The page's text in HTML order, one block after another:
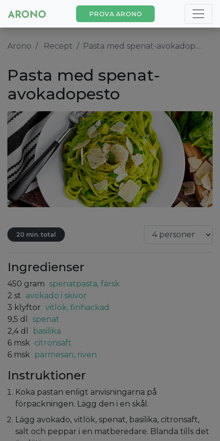
PROVA ARONO
Arono Recept Pasta med spenat-avokadopesto
Pasta med spenat-
avokadopesto
20 min. total
Ingredienser
450 gram spenatpasta, färsk
2 st avokado i skivor
3 klyftor vitlök, finhackad
9,5 dl
spenat
2,4 dl
basilika
6 msk citronsaft
6 msk parmesan, riven
Instruktioner
Koka pastan enligt anvisningarna på
förpackningen. Lägg den i en skål.
Lägg avokado, vitlök, spenat, basilika, citronsaft,
salt och peppar i en matberedare. Blanda tills det